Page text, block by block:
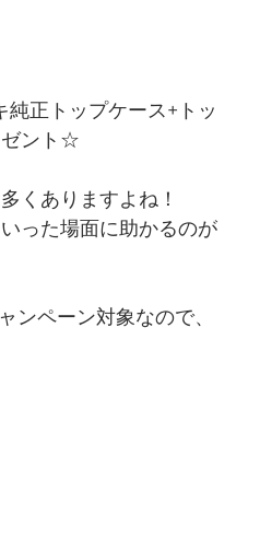
正トップケース+トッ
ゼント☆
くありますよね！
った場面に助かるのが
ペーン対象なので、